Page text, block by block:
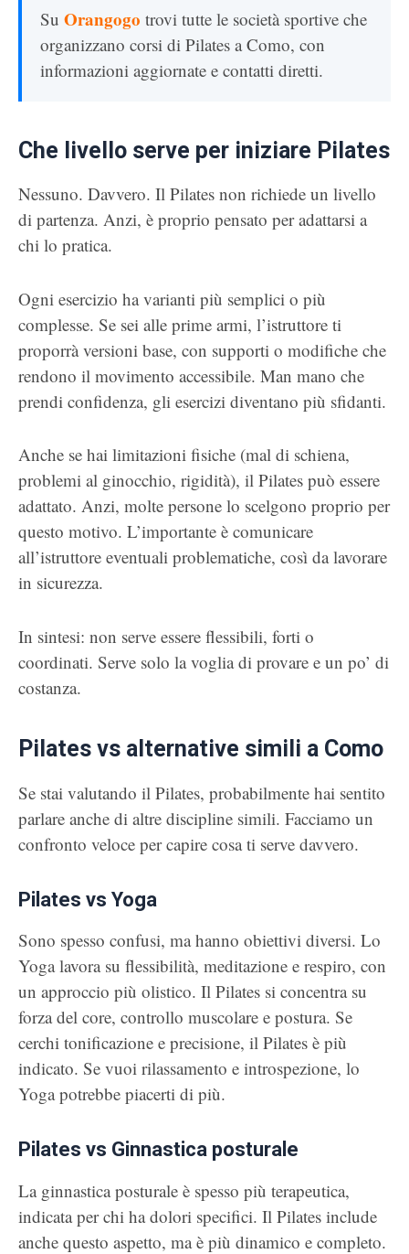
Su Orangogo trovi tutte le società sportive che
organizzano corsi di Pilates a Como, con
informazioni aggiornate e contatti diretti.
Che livello serve per iniziare Pilates
Nessuno. Davvero. Il Pilates non richiede un livello
di partenza. Anzi, è proprio pensato per adattarsi a
chi lo pratica.
Ogni esercizio ha varianti più semplici o più
complesse. Se sei alle prime armi, l’istruttore ti
proporrà versioni base, con supporti o modifiche che
rendono il movimento accessibile. Man mano che
prendi confidenza, gli esercizi diventano più sfidanti.
Anche se hai limitazioni fisiche (mal di schiena,
problemi al ginocchio, rigidità), il Pilates può essere
adattato. Anzi, molte persone lo scelgono proprio per
questo motivo. L’importante è comunicare
all’istruttore eventuali problematiche, così da lavorare
in sicurezza.
In sintesi: non serve essere flessibili, forti o
coordinati. Serve solo la voglia di provare e un po’ di
costanza.
Pilates vs alternative simili a Como
Se stai valutando il Pilates, probabilmente hai sentito
parlare anche di altre discipline simili. Facciamo un
confronto veloce per capire cosa ti serve davvero.
Pilates vs Yoga
Sono spesso confusi, ma hanno obiettivi diversi. Lo
Yoga lavora su flessibilità, meditazione e respiro, con
un approccio più olistico. Il Pilates si concentra su
forza del core, controllo muscolare e postura. Se
cerchi tonificazione e precisione, il Pilates è più
indicato. Se vuoi rilassamento e introspezione, lo
Yoga potrebbe piacerti di più.
Pilates vs Ginnastica posturale
La ginnastica posturale è spesso più terapeutica,
indicata per chi ha dolori specifici. Il Pilates include
anche questo aspetto, ma è più dinamico e completo.